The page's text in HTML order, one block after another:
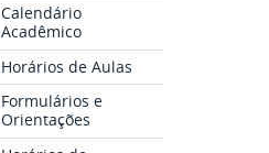
Calendário
Acadêmico
Horários de Aulas
Formulários e
Orientações